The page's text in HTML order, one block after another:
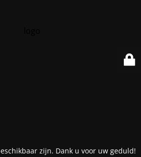
zijn. Dank u voor uw geduld!